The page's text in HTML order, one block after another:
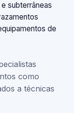
subterrâneas
de
como
a técnicas